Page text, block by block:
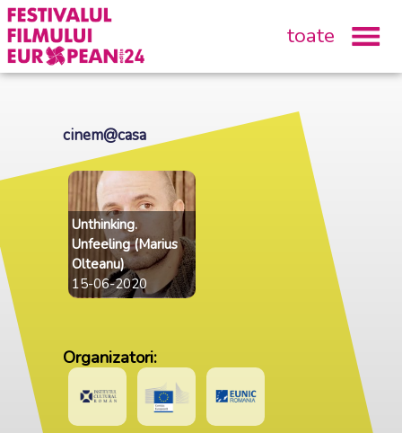
cinem@casa
Unthinking.
Unfeeling (Marius
Olteanu)
15-06-2020
Organizatori:
toate